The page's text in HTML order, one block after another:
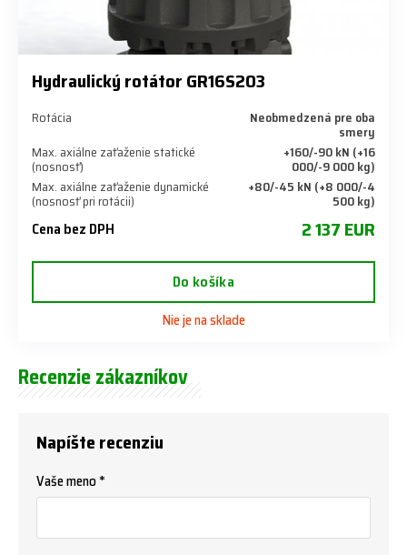
Hydraulický rotátor GR16S203
Rotácia Neobmedzená pre oba
smery
Max. axiálne zaťaženie statické
(nosnosť)
+160/-90 kN (+16
000/-9 000 kg)
Max. axiálne zaťaženie dynamické
(nosnosť pri rotácii)
+80/-45 kN (+8 000/-4
500 kg)
Cena bez DPH 2 137 EUR
Do košíka
Nie je na sklade
Recenzie zákazníkov
Napíšte recenziu
Vaše meno *